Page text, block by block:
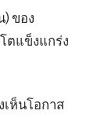
ของ
ตแข็งแกร่ง
ห็นโอกาส